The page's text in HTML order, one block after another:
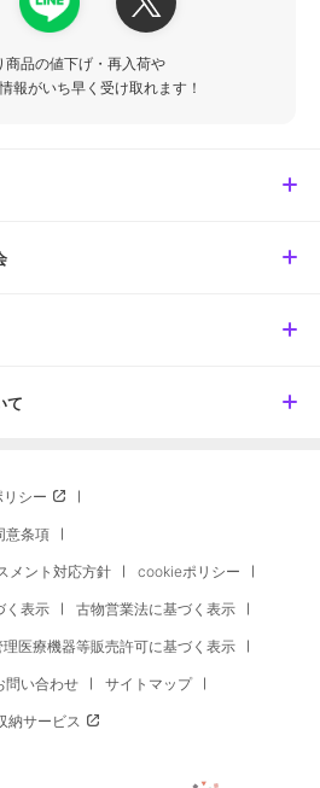
商品の値下げ・再入荷や
報がいち早く受け取れます！
て
シー
意条項
メント対応方針 cookieポリシー
く表示 古物営業法に基づく表示
理医療機器等販売許可に基づく表示
問い合わせ サイトマップ
納サービス